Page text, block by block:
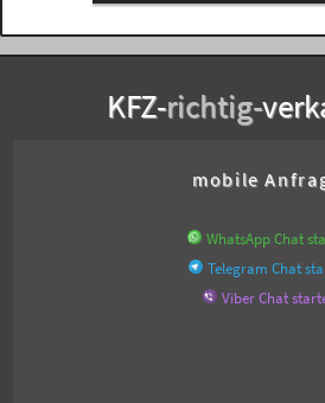
KFZ-richtig-
mobile
WhatsApp Chat
Telegram Chat
Viber Chat